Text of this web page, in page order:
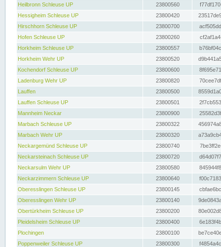
Heilbronn Schleuse UP
23800560
Hessigheim Schleuse UP
23800420
Hirschhorn Schleuse UP
23800700
Hofen Schleuse UP
23800260
Horkheim Schleuse UP
23800557
Horkheim Wehr UP
23800520
Kochendorf Schleuse UP
23800600
Ladenburg Wehr UP
23800820
Lauffen
23800500
Lauffen Schleuse UP
23800501
Mannheim Neckar
23800900
Marbach Schleuse UP
23800322
Marbach Wehr UP
23800320
Neckargemünd Schleuse UP
23800740
Neckarsteinach Schleuse UP
23800720
Neckarsulm Wehr UP
23800580
Neckarzimmern Schleuse UP
23800640
Oberesslingen Schleuse UP
23800145
Oberesslingen Wehr UP
23800140
Obertürkheim Schleuse UP
23800200
Pleidelsheim Schleuse UP
23800400
Plochingen
23800100
Poppenweiler Schleuse UP
23800300